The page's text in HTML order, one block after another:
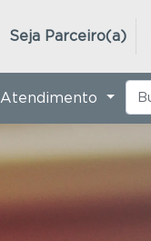
Seja Parceiro(a)
Atendimento